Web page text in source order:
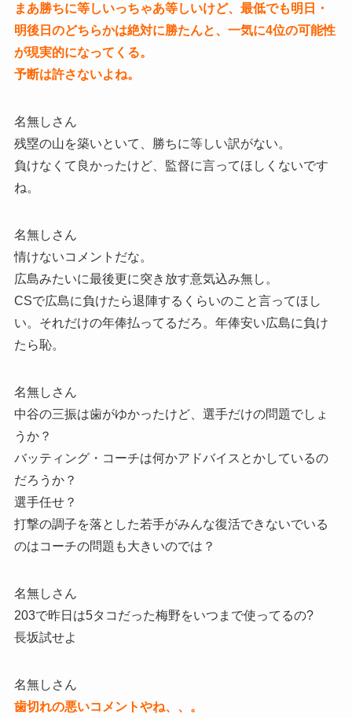
まあ勝ちに等しいっちゃあ等しいけど、最低でも明日・
明後日のどちらかは絶対に勝たんと、一気に4位の可能性
が現実的になってくる。
予断は許さないよね。
名無しさん
残塁の山を築いといて、勝ちに等しい訳がない。
負けなくて良かったけど、監督に言ってほしくないです
ね。
名無しさん
情けないコメントだな。
広島みたいに最後更に突き放す意気込み無し。
CSで広島に負けたら退陣するくらいのこと言ってほし
い。それだけの年俸払ってるだろ。年俸安い広島に負け
たら恥。
名無しさん
中谷の三振は歯がゆかったけど、選手だけの問題でしょ
うか？
バッティング・コーチは何かアドバイスとかしているの
だろうか？
選手任せ？
打撃の調子を落とした若手がみんな復活できないでいる
のはコーチの問題も大きいのでは？
名無しさん
203で昨日は5タコだった梅野をいつまで使ってるの?
長坂試せよ
名無しさん
歯切れの悪いコメントやね、、。